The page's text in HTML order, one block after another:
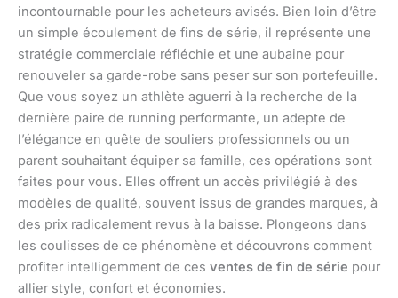
incontournable pour les acheteurs avisés. Bien loin d’être
un simple écoulement de fins de série, il représente une
stratégie commerciale réfléchie et une aubaine pour
renouveler sa garde-robe sans peser sur son portefeuille.
Que vous soyez un athlète aguerri à la recherche de la
dernière paire de running performante, un adepte de
l’élégance en quête de souliers professionnels ou un
parent souhaitant équiper sa famille, ces opérations sont
faites pour vous. Elles offrent un accès privilégié à des
modèles de qualité, souvent issus de grandes marques, à
des prix radicalement revus à la baisse. Plongeons dans
les coulisses de ce phénomène et découvrons comment
profiter intelligemment de ces ventes de fin de série pour
allier style, confort et économies.